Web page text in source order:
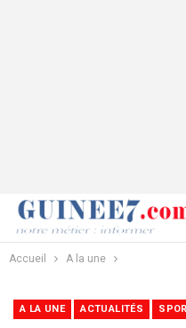
Accueil A la une
A LA UNE ACTUALITÉS